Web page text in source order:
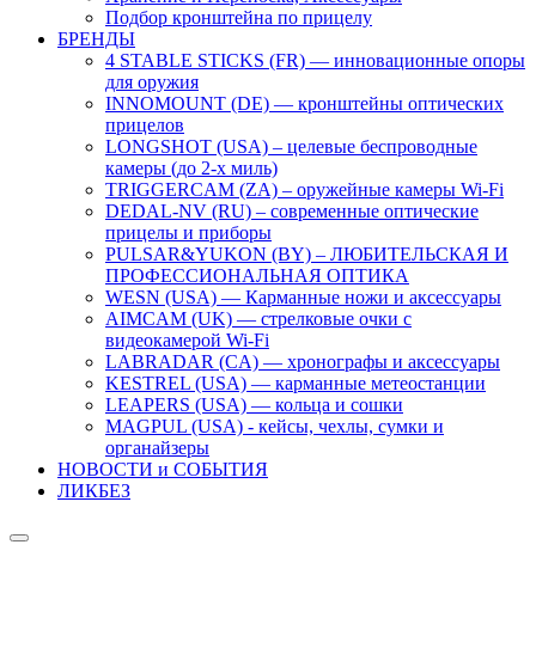
Подбор кронштейна по прицелу
БРЕНДЫ
4 STABLE STICKS (FR) — инновационные опоры
для оружия
INNOMOUNT (DE) — кронштейны оптических
прицелов
LONGSHOT (USA) – целевые беспроводные
камеры (до 2-х миль)
TRIGGERCAM (ZA) – оружейные камеры Wi-Fi
DEDAL-NV (RU) – современные оптические
прицелы и приборы
PULSAR&YUKON (BY) – ЛЮБИТЕЛЬСКАЯ И
ПРОФЕССИОНАЛЬНАЯ ОПТИКА
WESN (USA) — Карманные ножи и аксессуары
AIMCAM (UK) — стрелковые очки с
видеокамерой Wi-Fi
LABRADAR (CA) — хронографы и аксессуары
KESTREL (USA) — карманные метеостанции
LEAPERS (USA) — кольца и сошки
MAGPUL (USA) - кейсы, чехлы, сумки и
органайзеры
НОВОСТИ и СОБЫТИЯ
ЛИКБЕЗ